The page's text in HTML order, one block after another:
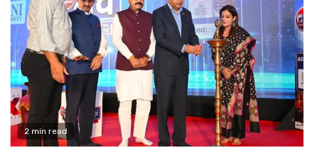
2 min read